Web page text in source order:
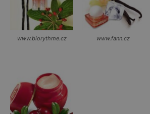
www.biorythme.cz www.fann.cz